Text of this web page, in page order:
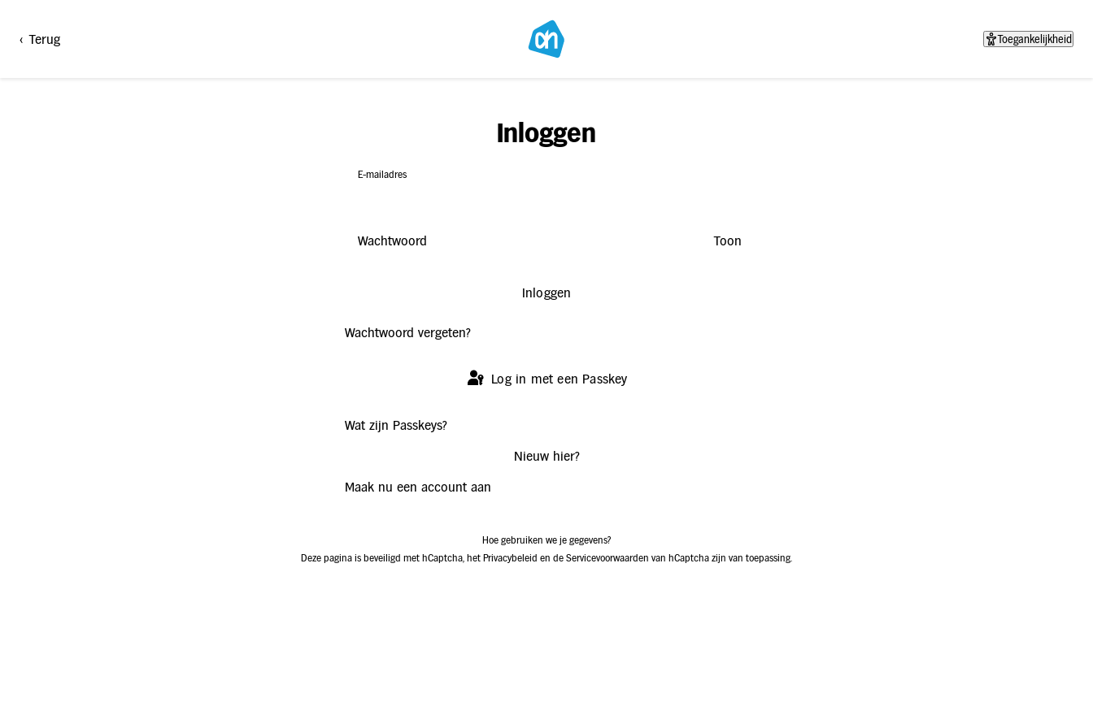
< Terug Toegankelijkheid
Inloggen
E-mailadres
Wachtwoord Toon
Inloggen
Wachtwoord vergeten?
Log in met een Passkey
Wat zijn Passkeys?
Nieuw hier?
Maak nu een account aan
Hoe gebruiken we je gegevens?
Deze pagina is beveiligd met hCaptcha, het Privacybeleid en de Servicevoorwaarden van hCaptcha zijn van toepassing.